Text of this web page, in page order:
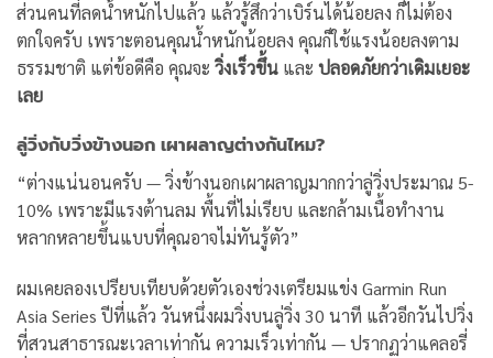
ส่วนคนที่ลดน้ำหนักไปแล้ว แล้วรู้สึกว่าเบิร์นได้น้อยลง ก็ไม่ต้อง
ตกใจครับ เพราะตอนคุณน้ำหนักน้อยลง คุณก็ใช้แรงน้อยลงตาม
ธรรมชาติ แต่ข้อดีคือ คุณจะ วิ่งเร็วขึ้น และ ปลอดภัยกว่าเดิมเยอะ
เลย
ลู่วิ่งกับวิ่งข้างนอก เผาผลาญต่างกันไหม?
“ต่างแน่นอนครับ — วิ่งข้างนอกเผาผลาญมากกว่าลู่วิ่งประมาณ 5-
10% เพราะมีแรงต้านลม พื้นที่ไม่เรียบ และกล้ามเนื้อทำงาน
หลากหลายขึ้นแบบที่คุณอาจไม่ทันรู้ตัว”
ผมเคยลองเปรียบเทียบด้วยตัวเองช่วงเตรียมแข่ง Garmin Run
Asia Series ปีที่แล้ว วันหนึ่งผมวิ่งบนลู่วิ่ง 30 นาที แล้วอีกวันไปวิ่ง
ที่สวนสาธารณะเวลาเท่ากัน ความเร็วเท่ากัน — ปรากฏว่าแคลอรี่